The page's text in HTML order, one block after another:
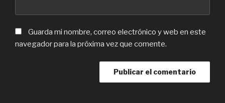
Guarda mi nombre, correo electrónico y web en este
navegador para la próxima vez que comente.